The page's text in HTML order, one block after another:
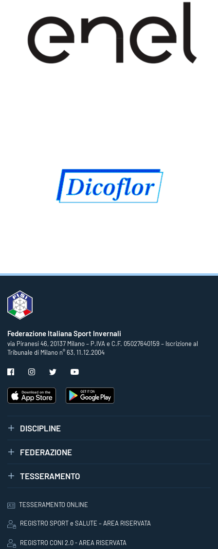
Federazione Italiana Sport Invernali
via Piranesi 46, 20137 Milano – P.IVA e C.F. 05027640159 – Iscrizione al
Tribunale di Milano n° 63, 11.12.2004
DISCIPLINE
FEDERAZIONE
TESSERAMENTO
TESSERAMENTO ONLINE
REGISTRO SPORT e SALUTE – AREA RISERVATA
REGISTRO CONI 2.0 - AREA RISERVATA